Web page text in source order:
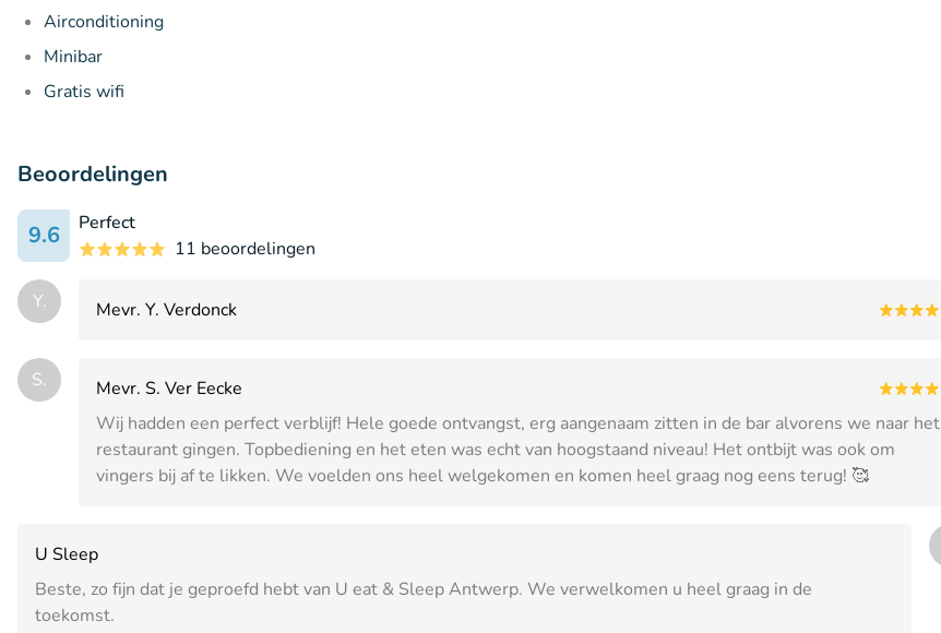
Airconditioning
Minibar
Gratis wifi
Beoordelingen
9.6
Perfect
11 beoordelingen
Y. Mevr. Y. Verdonck
S.
Mevr. S. Ver Eecke
Wij hadden een perfect verblijf! Hele goede ontvangst, erg aangenaam zitten in de bar alvorens we naar het
restaurant gingen. Topbediening en het eten was echt van hoogstaand niveau! Het ontbijt was ook om
vingers bij af te likken. We voelden ons heel welgekomen en komen heel graag nog eens terug! 🥰
U Sleep
Beste, zo fijn dat je geproefd hebt van U eat & Sleep Antwerp. We verwelkomen u heel graag in de
toekomst.